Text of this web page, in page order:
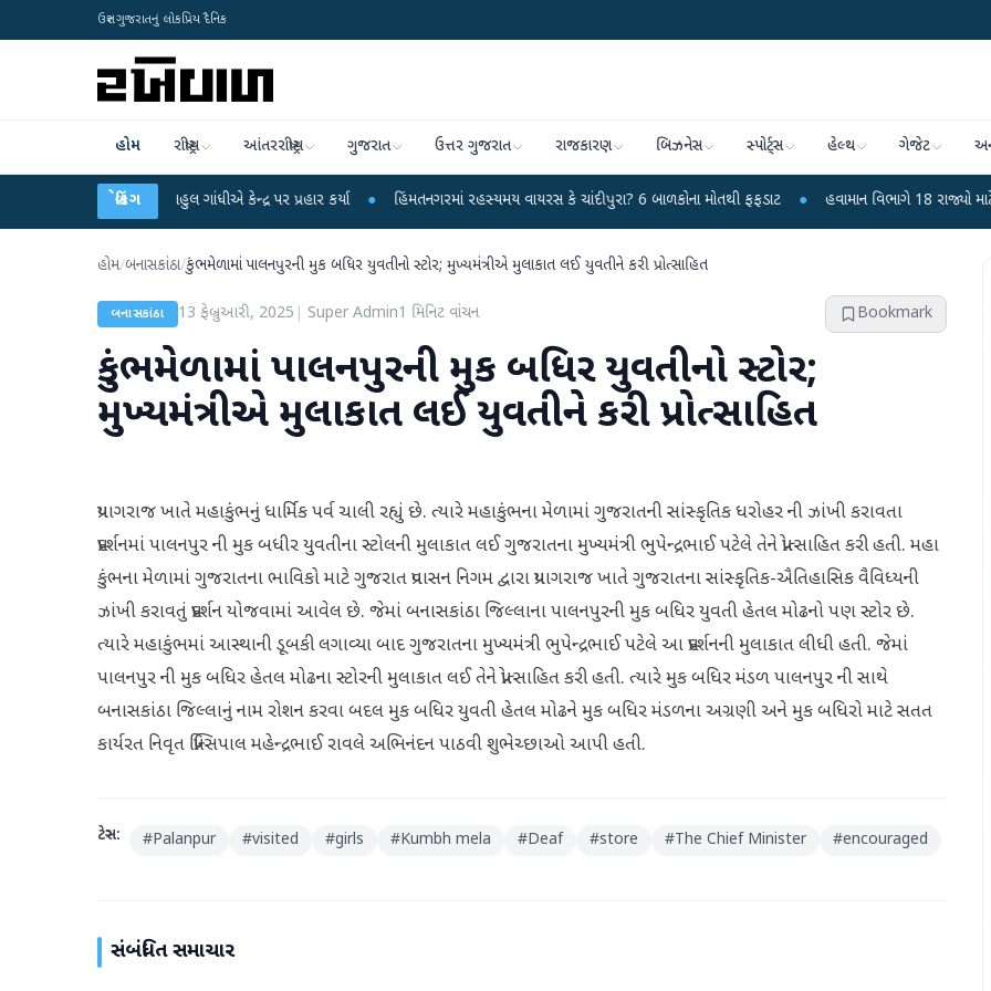
ઉત્તર ગુજરાતનું લોકપ્રિય દૈનિક
હોમ રાષ્ટ્રીય આંતરરાષ્ટ્રીય ગુજરાત ઉત્તર ગુજરાત રાજકારણ બિઝનેસ સ્પોર્ટ્સ હેલ્થ ગેજેટ
બ્રેકિંગ
આરોપો પર રાહુલ ગાંધીએ કેન્દ્ર પર પ્રહાર કર્યા ● હિંમતનગરમાં રહસ્યમય વાયરસ કે ચાંદીપુરા? 6 બાળકોના મોતથી ફફડાટ ● હવામાન વિભાગે 18 રાજ્યો માટે ભારે
હોમ/બનાસકાંઠા/કુંભમેળામાં પાલનપુરની મુક બધિર યુવતીનો સ્ટોર; મુખ્યમંત્રીએ મુલાકાત લઈ યુવતીને કરી પ્રોત્સાહિત
બનાસકાંઠા 13 ફેબ્રુઆરી, 2025 Super Admin1 મિનિટ વાંચન Bookmark
કુંભમેળામાં પાલનપુરની મુક બધિર યુવતીનો સ્ટોર;
મુખ્યમંત્રીએ મુલાકાત લઈ યુવતીને કરી પ્રોત્સાહિત
પ્રયાગરાજ ખાતે મહાકુંભનું ધાર્મિક પર્વ ચાલી રહ્યું છે. ત્યારે મહાકુંભના મેળામાં ગુજરાતની સાંસ્કૃતિક ધરોહર ની ઝાંખી કરાવતા
પ્રદર્શનમાં પાલનપુર ની મુક બધીર યુવતીના સ્ટોલની મુલાકાત લઈ ગુજરાતના મુખ્યમંત્રી ભુપેન્દ્રભાઈ પટેલે તેને પ્રોત્સાહિત કરી હતી. મહા
કુંભના મેળામાં ગુજરાતના ભાવિકો માટે ગુજરાત પ્રવાસન નિગમ દ્વારા પ્રયાગરાજ ખાતે ગુજરાતના સાંસ્કૃતિક-ઐતિહાસિક વૈવિધ્યની
ઝાંખી કરાવતું પ્રદર્શન યોજવામાં આવેલ છે. જેમાં બનાસકાંઠા જિલ્લાના પાલનપુરની મુક બધિર યુવતી હેતલ મોઢનો પણ સ્ટોર છે.
ત્યારે મહાકુંભમાં આસ્થાની ડૂબકી લગાવ્યા બાદ ગુજરાતના મુખ્યમંત્રી ભુપેન્દ્રભાઈ પટેલે આ પ્રદર્શનની મુલાકાત લીધી હતી. જેમાં
પાલનપુર ની મુક બધિર હેતલ મોઢના સ્ટોરની મુલાકાત લઈ તેને પ્રોત્સાહિત કરી હતી. ત્યારે મુક બધિર મંડળ પાલનપુર ની સાથે
બનાસકાંઠા જિલ્લાનું નામ રોશન કરવા બદલ મુક બધિર યુવતી હેતલ મોઢને મુક બધિર મંડળના અગ્રણી અને મુક બધિરો માટે સતત
કાર્યરત નિવૃત પ્રિન્સિપાલ મહેન્દ્રભાઈ રાવલે અભિનંદન પાઠવી શુભેચ્છાઓ આપી હતી.
ટેગ્સ: #Palanpur #visited #girls #Kumbh mela #Deaf #store #The Chief Minister #encouraged
સંબંધિત સમાચાર